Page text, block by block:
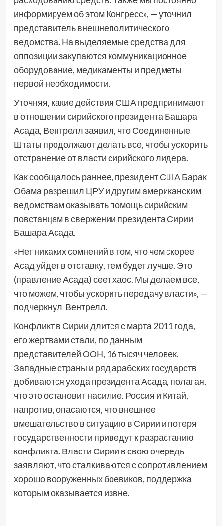
информируем об этом Конгресс», — уточнил
представитель внешнеполитического
ведомства. На выделяемые средства для
оппозиции закупаются коммуникационное
оборудование, медикаменты и предметы
первой необходимости.
Уточняя, какие действия США предпринимают
в отношении сирийского президента Башара
Асада, Вентрелл заявил, что Соединенные
Штаты продолжают делать все, чтобы ускорить
отстранение от власти сирийского лидера.
Как сообщалось раннее, президент США Барак
Обама разрешил ЦРУ и другим американским
ведомствам оказывать помощь сирийским
повстанцам в свержении президента Сирии
Башара Асада.
«Нет никаких сомнений в том, что чем скорее
Асад уйдет в отставку, тем будет лучше. Это
(правление Асада) сеет хаос. Мы делаем все,
что можем, чтобы ускорить передачу власти», —
подчеркнул Вентрелл.
Конфликт в Сирии длится с марта 2011 года,
его жертвами стали, по данным
представителей ООН, 16 тысяч человек.
Западные страны и ряд арабских государств
добиваются ухода президента Асада, полагая,
что это остановит насилие. Россия и Китай,
напротив, опасаются, что внешнее
вмешательство в ситуацию в Сирии и потеря
государственности приведут к разрастанию
конфликта. Власти Сирии в свою очередь
заявляют, что сталкиваются с сопротивлением
хорошо вооруженных боевиков, поддержка
которым оказывается извне.